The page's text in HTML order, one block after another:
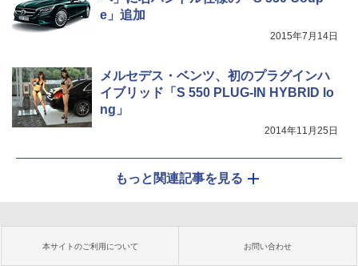
e」追加
2015年7月14日
メルセデス・ベンツ、初のプラグインハ
イブリッド「S 550 PLUG-IN HYBRID lo
ng」
2014年11月25日
もっと関連記事を見る
本サイトのご利用について お問い合わせ